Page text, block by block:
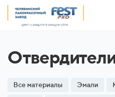
Все материалы Эмали